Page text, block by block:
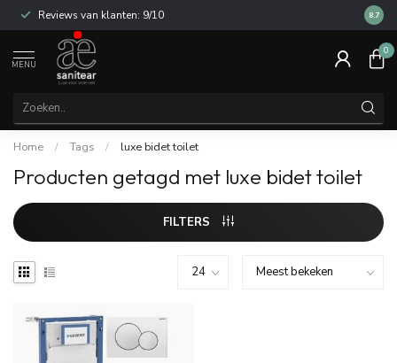
Reviews van klanten: 9/10 14
8.7
MENU
0
Home / Tags / luxe bidet toilet
Producten getagd met luxe bidet toilet
FILTERS